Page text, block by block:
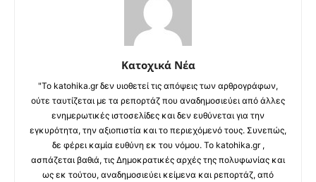
Κατοχικά Νέα
"Το katohika.gr δεν υιοθετεί τις απόψεις των αρθρογράφων,
ούτε ταυτίζεται με τα ρεπορτάζ που αναδημοσιεύει από άλλες
ενημερωτικές ιστοσελίδες και δεν ευθύνεται για την
εγκυρότητα, την αξιοπιστία και το περιεχόμενό τους. Συνεπώς,
δε φέρει καμία ευθύνη εκ του νόμου. Το katohika.gr ,
ασπάζεται βαθιά, τις Δημοκρατικές αρχές της πολυφωνίας και
ως εκ τούτου, αναδημοσιεύει κείμενα και ρεπορτάζ, από